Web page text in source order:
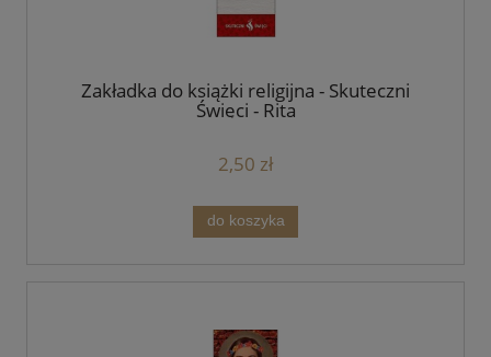
Zakładka do książki religijna - Skuteczni
Święci - Rita
2,50 zł
do koszyka